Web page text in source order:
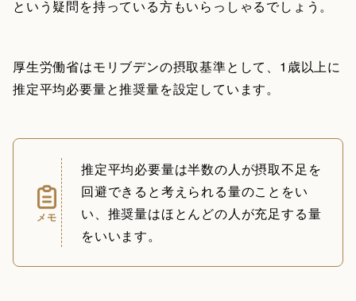
という疑問を持っている方もいらっしゃるでしょう。
厚生労働省はモリブデンの摂取基準として、1歳以上に
推定平均必要量と推奨量を設定しています。
メモ
推定平均必要量は半数の人が摂取不足を
回避できると考えられる量のことをい
い、推奨量はほとんどの人が充足する量
をいいます。